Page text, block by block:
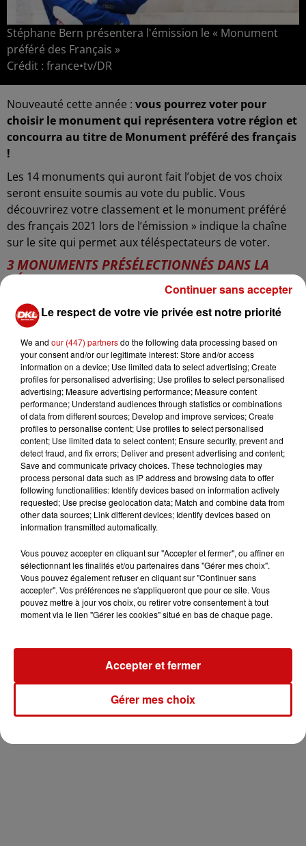
Stéphane Bern présentera l'émission le « Monument
préféré des Français »
Crédit : france•tv/DR
Nouveauté cette année : vous pourrez voter pour
choisir le monument qui représentera votre région et
concourra au titre de Monument préféré des français
!
Les 14 monuments qui auront fait l’objet de vos choix
seront ensuite soumis au vote du public. Vous
découvrirez votre classement et le monument préféré
des français 2021 lors de l’émission » indique la chaîne
sur le site qui permet aux téléspectateurs de voter.
3 MONUMENTS PRÉSÉLECTIONNÉS DANS LA
RÉGION GRAND EST
Pour l'heure, trois sites ont été d'ores et déjà
sélectionnés pour cette « petite finale » à l'échelle
régionale. Il s'agit dela gare de Metz(Moselle), dela
place Stanislasà Nancy (Meurthe-et-Moselle) et
de Wesserling, situé dans la vallée du même nom dans
le sud-Alsace.
Le vote est ouvert à toutes et tousjusqu'au 11 juin
midisur le site de france•tv
https://www.francetelevisions.fr/et-vous/participer-a-
une-emission/le-monument-prefere-des-francais-2915
sur sa page Facebook :
Le respect de votre vie privée est notre priorité
We and our (447) partnersdo the following data processing based on
your consent and/or our legitimate interest: Store and/or access
information on a device; Use limited data to select advertising; Create
profiles for personalised advertising; Use profiles to select personalised
advertising; Measure advertising performance; Measure content
performance; Understand audiences through statistics or combinations
of data from different sources; Develop and improve services; Create
profiles to personalise content; Use profiles to select personalised
content; Use limited data to select content; Ensure security, prevent and
detect fraud, and fix errors; Deliver and present advertising and content;
Save and communicate privacy choices. These technologies may
process personal data such as IP address and browsing data to offer
following functionalities: Identify devices based on information actively
requested; Use precise geolocation data; Match and combine data from
other data sources; Link different devices; Identify devices based on
information transmitted automatically.
Vous pouvez accepter en cliquant sur "Accepter et fermer", ou affiner en
sélectionnant les finalités et/ou partenaires dans "Gérer mes choix".
Vous pouvez également refuser en cliquant sur "Continuer sans
accepter". Vos préférences ne s'appliqueront que pour ce site. Vous
pouvez mettre à jour vos choix, ou retirer votre consentement à tout
moment via le lien "Gérer les cookies" situé en bas de chaque page.
Gérer mes choix
Accepter et fermer
Continuer sans accepter